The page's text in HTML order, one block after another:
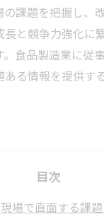
課題を把握し、
長と競争力強化に
食品製造業に従
ある情報を提供す
目次
場で直面する課